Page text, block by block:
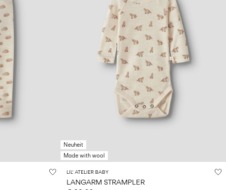
Neuheit
Made with wool
LIL' ATELIER BABY
LANGARM STRAMPLER